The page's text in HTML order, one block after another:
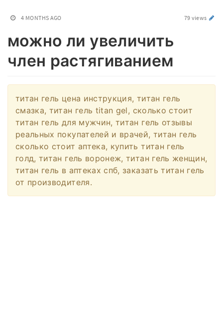
4 MONTHS AGO 79 views
можно ли увеличить
член растягиванием
титан гель цена инструкция, титан гель
смазка, титан гель titan gel, сколько стоит
титан гель для мужчин, титан гель отзывы
реальных покупателей и врачей, титан гель
сколько стоит аптека, купить титан гель
голд, титан гель воронеж, титан гель женщин,
титан гель в аптеках спб, заказать титан гель
от производителя.